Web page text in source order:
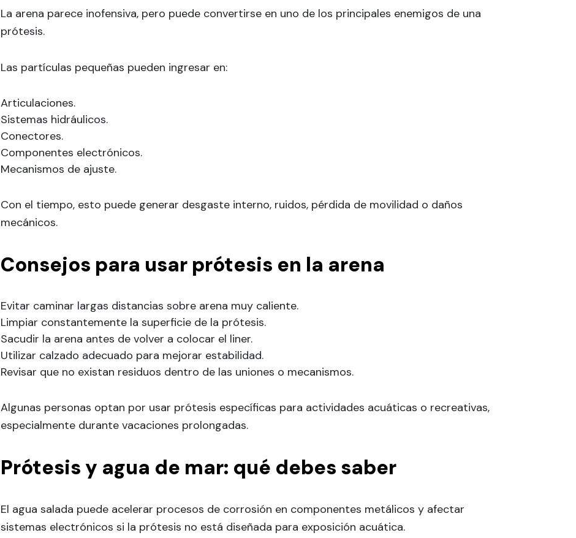
La arena parece inofensiva, pero puede convertirse en uno de los principales enemigos de una
prótesis.
Las partículas pequeñas pueden ingresar en:
Articulaciones.
Sistemas hidráulicos.
Conectores.
Componentes electrónicos.
Mecanismos de ajuste.
Con el tiempo, esto puede generar desgaste interno, ruidos, pérdida de movilidad o daños
mecánicos.
Consejos para usar prótesis en la arena
Evitar caminar largas distancias sobre arena muy caliente.
Limpiar constantemente la superficie de la prótesis.
Sacudir la arena antes de volver a colocar el liner.
Utilizar calzado adecuado para mejorar estabilidad.
Revisar que no existan residuos dentro de las uniones o mecanismos.
Algunas personas optan por usar prótesis específicas para actividades acuáticas o recreativas,
especialmente durante vacaciones prolongadas.
Prótesis y agua de mar: qué debes saber
El agua salada puede acelerar procesos de corrosión en componentes metálicos y afectar
sistemas electrónicos si la prótesis no está diseñada para exposición acuática.